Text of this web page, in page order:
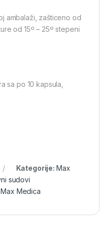
ambalaži, zašticeno od
od 15º – 25º stepeni
sa po 10 kapsula,
Kategorije: Max
sudovi
,Max Medica